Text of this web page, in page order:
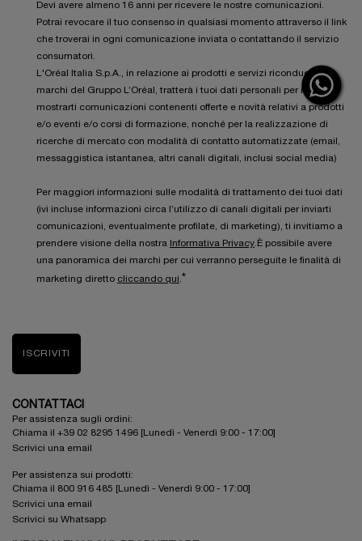
Devi avere almeno 16 anni per ricevere le nostre comunicazioni.
Potrai revocare il tuo consenso in qualsiasi momento attraverso il link
che troverai in ogni comunicazione inviata o contattando il servizio
consumatori.
L'Oréal Italia S.p.A., in relazione ai prodotti e servizi riconducibili ai
marchi del Gruppo L’Oréal, tratterà i tuoi dati personali per inviarti e
mostrarti comunicazioni contenenti offerte e novità relativi a prodotti
e/o eventi e/o corsi di formazione, nonché per la realizzazione di
ricerche di mercato con modalità di contatto automatizzate (email,
messaggistica istantanea, altri canali digitali, inclusi social media)
Per maggiori informazioni sulle modalità di trattamento dei tuoi dati
(ivi incluse informazioni circa l’utilizzo di canali digitali per inviarti
comunicazioni, eventualmente profilate, di marketing), ti invitiamo a
prendere visione della nostra
Informativa Privacy.È possibile avere
una panoramica dei marchi per cui verranno perseguite le finalità di
marketing diretto cliccando qui.*
ISCRIVITI
CONTATTACI
Per assistenza sugli ordini:
Chiama il +39 02 8295 1496 [Lunedì - Venerdì 9:00 - 17:00]
Scrivici una email
Per assistenza sui prodotti:
Chiama il 800 916 485 [Lunedì - Venerdì 9:00 - 17:00]
Scrivici una email
Scrivici su Whatsapp